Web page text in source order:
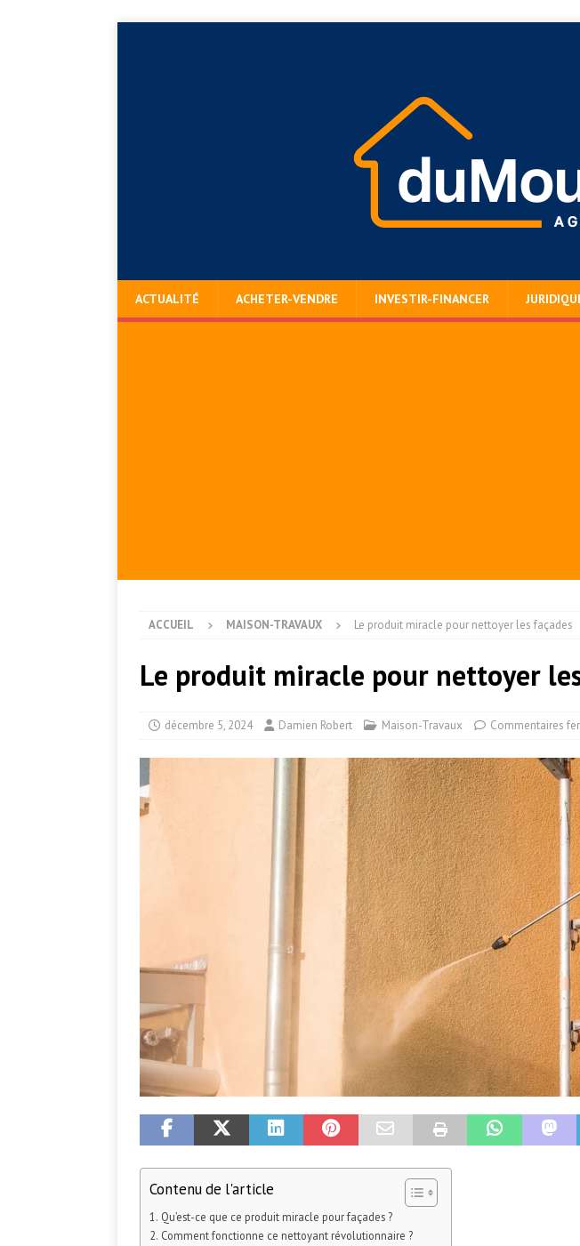
ACTUALITÉ ACHETER-VENDRE INVESTIR-FINANCER
ACCUEIL MAISON-TRAVAUX Le produit miracle pour nettoyer les façades
Le produit miracle pour nettoyer
décembre 5, 2024 Damien Robert Maison-Travaux Commentaires
Contenu de l'article
Qu’est-ce que ce produit miracle pour façades ?
Comment fonctionne ce nettoyant révolutionnaire ?